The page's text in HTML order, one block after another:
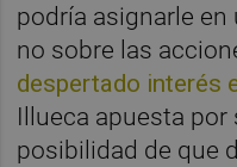
podría asignarle
no sobre las
despertado interés
Illueca apuesta
posibilidad de que